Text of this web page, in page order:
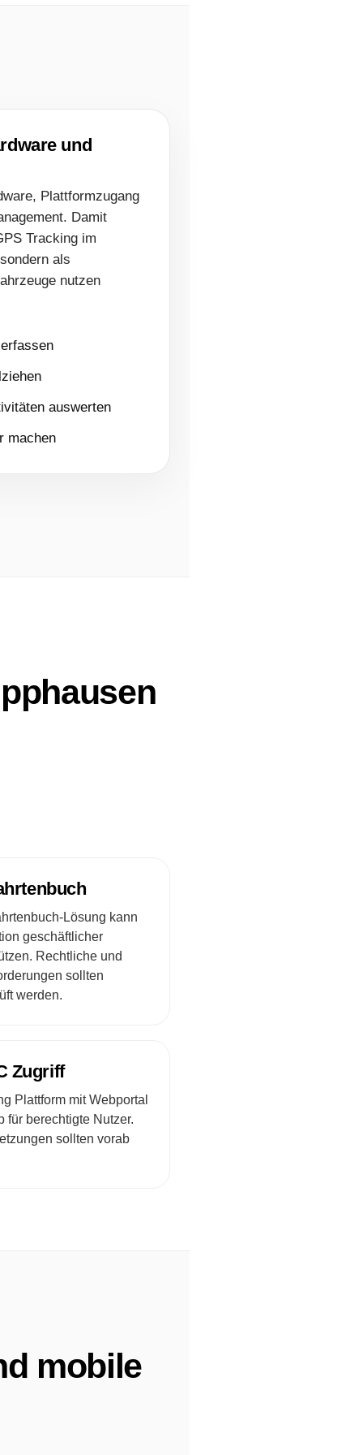
und
Plattformzugang
Damit
Tracking im
als
nutzen
auswerten
machen
Lösung kann
geschäftlicher
Rechtliche und
sollten
werden.
Zugriff
Plattform mit Webportal
für berechtigte Nutzer.
sollten vorab
mobile